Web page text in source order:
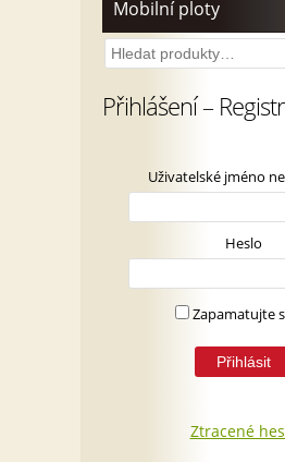
Mobilní ploty
Hledat:
Přihlášení –
Uživatelské jméno
Heslo
Zapamatujte
Ztracené